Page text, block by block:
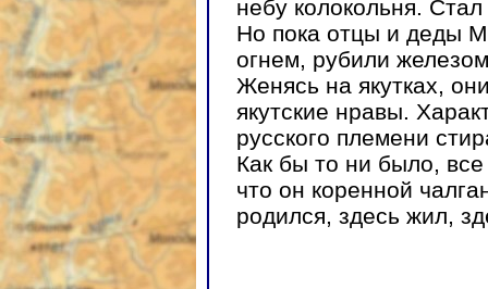
небу колокольня.
Но пока отцы и деды
огнем, рубили
Женясь на якутках,
якутские нравы.
русского племени
Как бы то ни было,
что он коренной
родился, здесь жил,